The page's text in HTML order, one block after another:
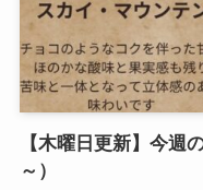
【木曜日更新】今週
～）